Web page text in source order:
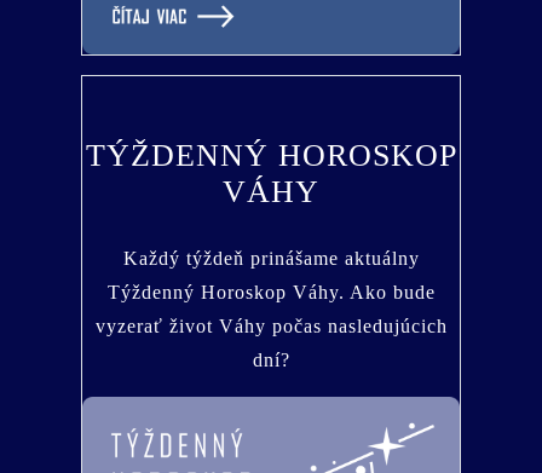
TÝŽDENNÝ HOROSKOP
VÁHY
Každý týždeň prinášame aktuálny
Týždenný Horoskop Váhy. Ako bude
vyzerať život Váhy počas nasledujúcich
dní?